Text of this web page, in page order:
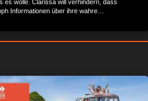
es wolle. Clarissa will verhindern, dass
Informationen über ihre wahre